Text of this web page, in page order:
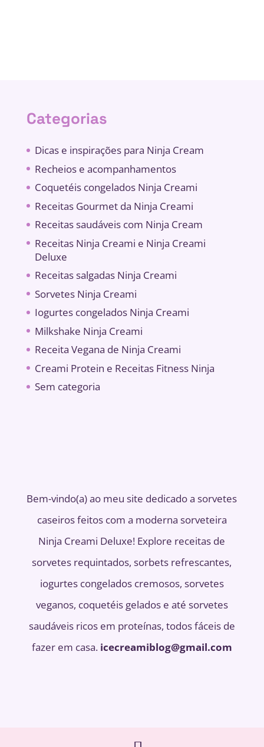
Categorias
Dicas e inspirações para Ninja Cream
Recheios e acompanhamentos
Coquetéis congelados Ninja Creami
Receitas Gourmet da Ninja Creami
Receitas saudáveis ​​com Ninja Cream
Receitas Ninja Creami e Ninja Creami
Deluxe
Receitas salgadas Ninja Creami
Sorvetes Ninja Creami
Iogurtes congelados Ninja Creami
Milkshake Ninja Creami
Receita Vegana de Ninja Creami
Creami Protein e Receitas Fitness Ninja
Sem categoria
Bem-vindo(a) ao meu site dedicado a sorvetes
caseiros feitos com a moderna sorveteira
Ninja Creami Deluxe! Explore receitas de
sorvetes requintados, sorbets refrescantes,
iogurtes congelados cremosos, sorvetes
veganos, coquetéis gelados e até sorvetes
saudáveis ​​ricos em proteínas, todos fáceis de
fazer em casa. icecreamiblog@gmail.com